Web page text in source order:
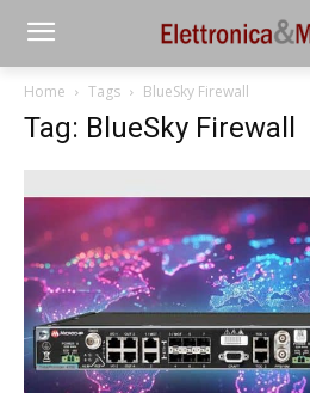
Home Tags BlueSky Firewall
Tag: BlueSky Firewall